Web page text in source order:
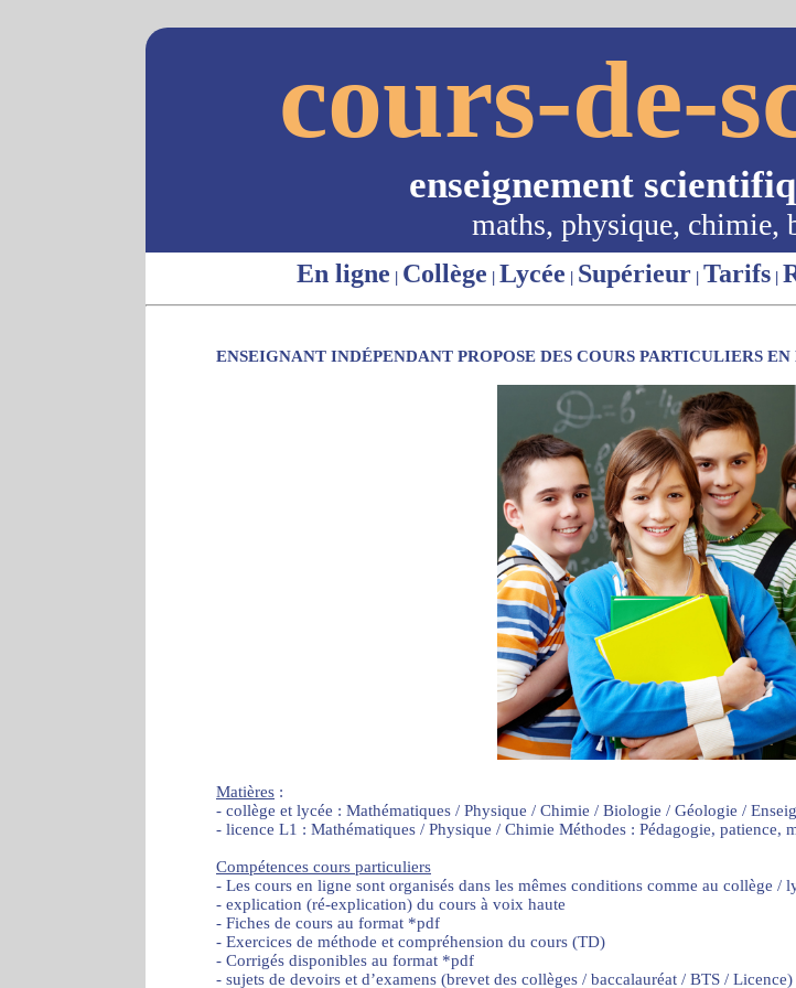
cours-de-
enseignement
maths, physique, chimie,
En ligne | Collège | Lycée | Supérieur | Tarifs |
ENSEIGNANT INDÉPENDANT PROPOSE DES COURS PARTICULIERS
Matières :
- collège et lycée : Mathématiques / Physique / Chimie / Biologie / Géologie /
- licence L1 : Mathématiques / Physique / Chimie Méthodes : Pédagogie, patience,
Compétences cours particuliers
- Les cours en ligne sont organisés dans les mêmes conditions comme au collège /
- explication (ré-explication) du cours à voix haute
- Fiches de cours au format *pdf
- Exercices de méthode et compréhension du cours (TD)
- Corrigés disponibles au format *pdf
- sujets de devoirs et d’examens (brevet des collèges / baccalauréat / BTS / Licence)